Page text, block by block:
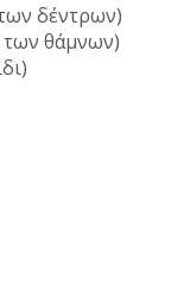
δέντρων)
των θάμνων)